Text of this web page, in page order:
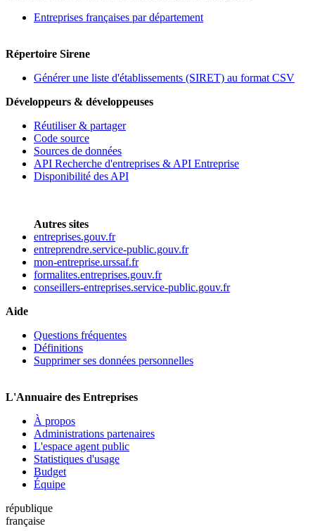
Entreprises françaises par département
Répertoire Sirene
Générer une liste d'établissements (SIRET) au format CSV
Développeurs & développeuses
Réutiliser & partager
Code source
Sources de données
API Recherche d'entreprises & API Entreprise
Disponibilité des API
Autres sites
entreprises.gouv.fr
entreprendre.service-public.gouv.fr
mon-entreprise.urssaf.fr
formalites.entreprises.gouv.fr
conseillers-entreprises.service-public.gouv.fr
Aide
Questions fréquentes
Définitions
Supprimer ses données personnelles
L'Annuaire des Entreprises
À propos
Administrations partenaires
L'espace agent public
Statistiques d'usage
Budget
Équipe
république
française